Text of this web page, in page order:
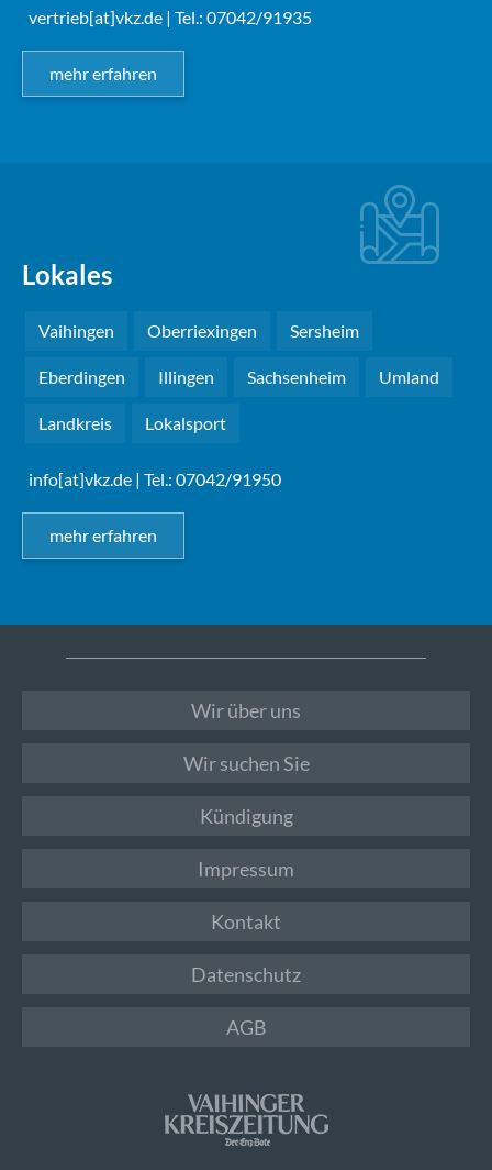
vertrieb[at]vkz.de | Tel.: 07042/91935
mehr erfahren
Lokales
Vaihingen Oberriexingen Sersheim
Eberdingen Illingen Sachsenheim Umland
Landkreis Lokalsport
info[at]vkz.de | Tel.: 07042/91950
mehr erfahren
Wir über uns
Wir suchen Sie
Kündigung
Impressum
Kontakt
Datenschutz
AGB